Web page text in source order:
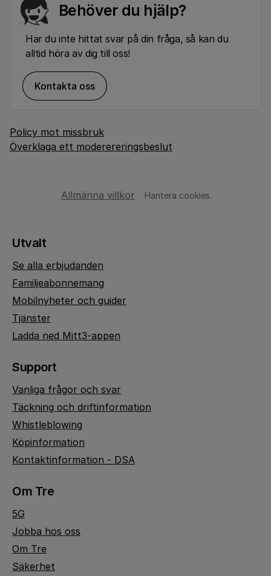
Behöver du hjälp?
Har du inte hittat svar på din fråga, så kan du
alltid höra av dig till oss!
Kontakta oss
Policy mot missbruk
Överklaga ett moderereringsbeslut
Allmänna villkor Hantera cookies
Utvalt
Se alla erbjudanden
Familjeabonnemang
Mobilnyheter och guider
Tjänster
Ladda ned Mitt3-appen
Support
Vanliga frågor och svar
Täckning och driftinformation
Whistleblowing
Köpinformation
Kontaktinformation - DSA
Om Tre
5G
Jobba hos oss
Om Tre
Säkerhet